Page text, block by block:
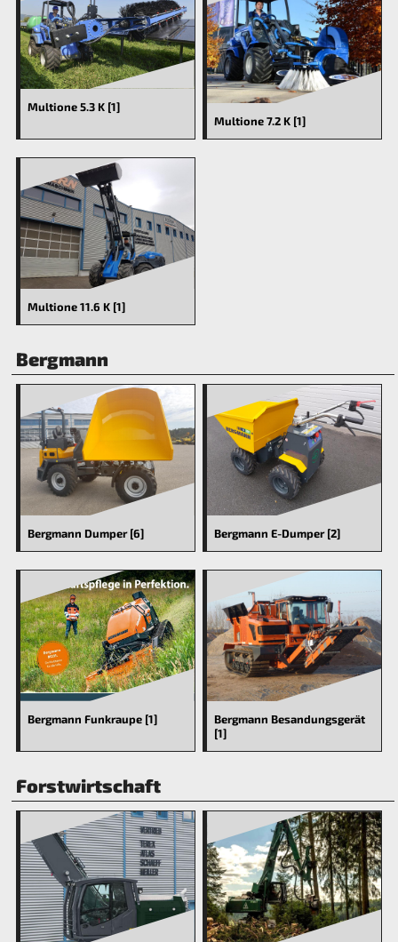
Multione 5.3 K [1]
Multione 7.2 K [1]
Multione 11.6 K [1]
Bergmann
Bergmann Dumper [6] Bergmann E-Dumper [2]
Bergmann Funkraupe [1]
Bergmann Besandungsgerät
[1]
Forstwirtschaft